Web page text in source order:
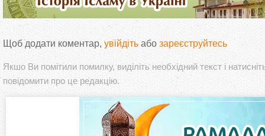
Щоб додати коментар, увійдіть або зареєструйтесь
Якшо Ви помітили помилку, виділіть необхідний текст і
повідомити про це редакцію.